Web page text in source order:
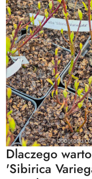
Dlaczego
'Sibirica